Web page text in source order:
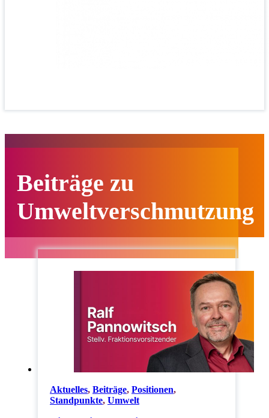
Beiträge zu
Umweltverschmutzung
Aktuelles, Beiträge, Positionen,
Standpunkte, Umwelt